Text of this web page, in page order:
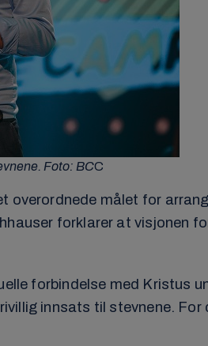
Foto: BCC
målet for
forklarer at visjonen
forbindelse med Kristus
innsats til stevnene.